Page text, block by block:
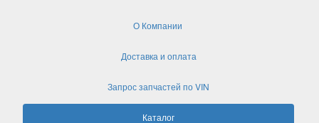
О Компании
Доставка и оплата
Запрос запчастей по VIN
Каталог